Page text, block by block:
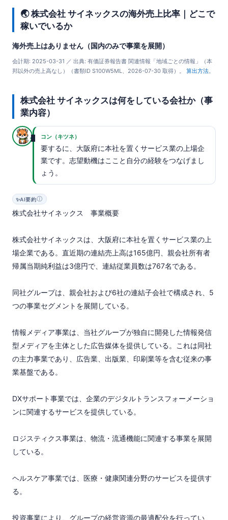
🌏 株式会社 サイネックスの海外売上比率｜どこで
稼いでいるか
海外売上はありません（国内のみで事業を展開）
会計期: 2025-03-31 ／ 出典: 有価証券報告書 関連情報「地域ごとの情報」（本
邦以外の売上高なし）（書類ID S100W5ML、2026-07-30 取得）。 算出方法。
株式会社 サイネックスは何をしている会社か（事
業内容）
コン（キツネ）
要するに、大阪府に本社を置くサービス業の上場企
業です。志望動機はここと自分の経験をつなげまし
ょう。
✨AI要約ⓘ
株式会社サイネックス　事業概要
株式会社サイネックスは、大阪府に本社を置くサービス業の上
場企業である。直近期の連結売上高は165億円、親会社所有者
帰属当期純利益は3億円で、連結従業員数は767名である。
同社グループは、親会社および6社の連結子会社で構成され、5
つの事業セグメントを展開している。
情報メディア事業は、当社グループが独自に開発した情報発信
型メディアを主体とした広告媒体を提供している。これは同社
の主力事業であり、広告業、出版業、印刷業等を含む従来の事
業基盤である。
DXサポート事業では、企業のデジタルトランスフォーメーショ
ンに関連するサービスを提供している。
ロジスティクス事業は、物流・流通機能に関連する事業を展開
している。
ヘルスケア事業では、医療・健康関連分野のサービスを提供す
る。
投資事業により、グループの経営資源の最適配分を行ってい